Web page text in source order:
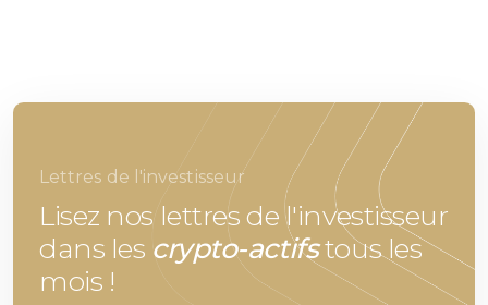
Lettres de l'investisseur
Lisez nos lettres de l'investisseur
dans les crypto-actifstous les
mois !